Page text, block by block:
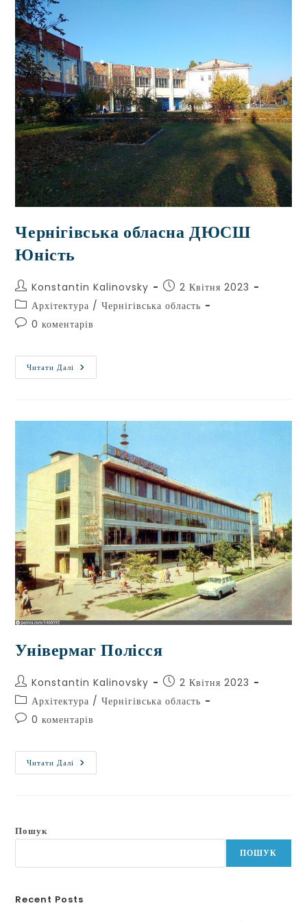
Чернігівська обласна ДЮСШ
Юність
Konstantin Kalinovsky
2 Квітня 2023
Архітектура / Чернігівська область
0 коментарів
Читати Далі
Універмаг Полісся
Konstantin Kalinovsky
2 Квітня 2023
Архітектура / Чернігівська область
0 коментарів
Читати Далі
Пошук
ПОШУК
Recent Posts